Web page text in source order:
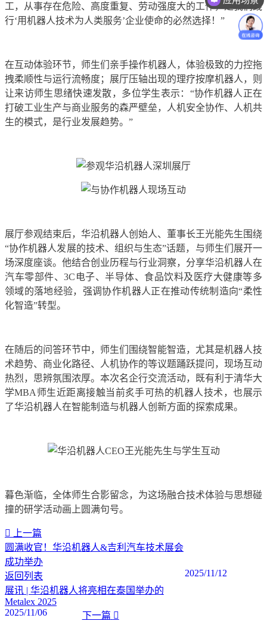
工，从事存在危险、高度重复、劳动强度大的工作，是我们践
行‘用机器人技术为人类服务’企业使命的必然选择！”
在互动体验环节，师生们亲手操作机器人，体验极致的力控拖
拽柔顺性与运行流畅度；展厅压轴出现的理疗按摩机器人，则
让来访师生思绪快速发散，多位学生表示：“协作机器人正在
打破工业生产与商业服务的森严壁垒，人机安全协作、人机共
生的模式，是行业发展趋势。”
展厅参观结束后，华沿机器人创始人、董事长王光能先生围绕
“协作机器人发展的技术、组织与生态”话题，与师生们展开一
场深度座谈。他结合创业历程与行业洞察，分享华沿机器人在
汽车零部件、3C电子、半导体、食品饮料及医疗大健康等多
领域的落地经验，强调协作机器人正在推动传统制造向“柔性
化智造”转型。
在随后的问答环节中，师生们围绕智能智造，尤其是机器人技
术趋势、商业化路径、人机协作的等议题踊跃提问，现场互动
热烈，思辨氛围浓厚。本次名企行交流活动，既有利于清华大
学MBA师生近距离接触当前炙手可热的机器人技术，也展示
了华沿机器人在智能制造与机器人创新方面的探索成果。
暮色渐临，全体师生合影留念，为这场融合技术体验与思想碰
撞的研学活动画上圆满句号。
上一篇
圆满收官！华沿机器人&吉利汽车技术展会
成功举办
2025/11/12
返回列表
展讯 | 华沿机器人将亮相在泰国举办的
Metalex 2025
2025/11/06
下一篇
价格咨询